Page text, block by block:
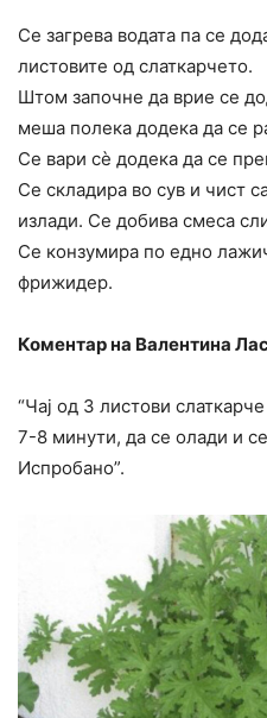
Се загрева водата па се
листовите од слаткарчето.
Штом започне да врие се
меша полека додека да се
Се вари сè додека да се
Се складира во сув и чист
излади. Се добива смеса
Се конзумира по едно
фрижидер.
Коментар на Валентина
“Чај од 3 листови
7-8 минути, да се олади и
Испробано”.